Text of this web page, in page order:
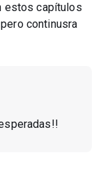
estos capítulos
continusra